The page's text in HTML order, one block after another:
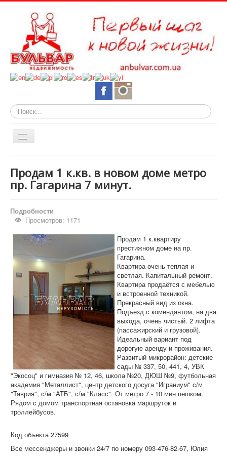
Искать...
Включить/
выключить
Горящие объекты
Квартиры
Коммерческая
Аренда
Информация
Дополнительные услуги
Вакансии
Продам 1 к.кв. в новом доме метро
пр. Гагарина 7 минут.
Подробности
Просмотров: 1171
Продам 1 к.квартиру
престижном доме на пр.
Гагарина.
Квартира очень теплая и
светлая. Капитальный ремонт.
Квартира продаётся с мебелью
и встроенной техникой.
Прекрасный вид из окна.
Подъезд с комендантом, на два
выхода, очень чистый. 2 лифта
(пассажирский и грузовой).
Идеальный вариант под
дорогую аренду и проживания.
Развитый микрорайон: детские
сады № 337, 50, 441, 4, УВК
"Экосоц" и гимназия № 12, 46, школа №20, ДЮШ №9, футбольная
академия "Металлист", центр детского досуга "Играниум" с/м
"Таврия", c/м "АТБ", с/м "Класс". От метро 7 - 10 мин пешком.
Рядом с домом транспортная остановка маршруток и
троллейбусов.
Код объекта 27599
Все мессенджеры и звонки 24/7 по номеру 093-476-82-67, Юлия